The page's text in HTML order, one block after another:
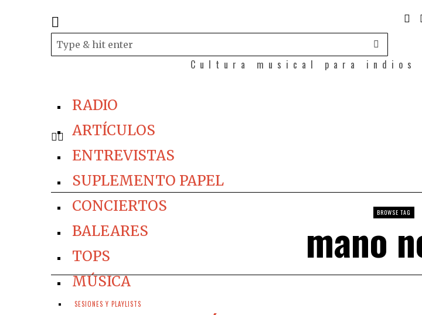
Cultura musical para indios
RADIO
ARTÍCULOS
ENTREVISTAS
SUPLEMENTO PAPEL
CONCIERTOS
BALEARES
TOPS
MÚSICA
SESIONES Y PLAYLISTS
BROWSE TAG
mano